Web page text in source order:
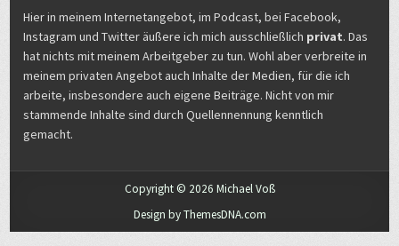
Hier in meinem Internetangebot, im Podcast, bei Facebook,
Instagram und Twitter äußere ich mich ausschließlich privat. Das
hat nichts mit meinem Arbeitgeber zu tun. Wohl aber verbreite in
meinem privaten Angebot auch Inhalte der Medien, für die ich
arbeite, insbesondere auch eigene Beiträge. Nicht von mir
stammende Inhalte sind durch Quellennennung kenntlich
gemacht.
Copyright © 2026 Michael Voß
Design by ThemesDNA.com